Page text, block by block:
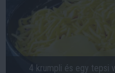
4 krumpli és egy tepsi